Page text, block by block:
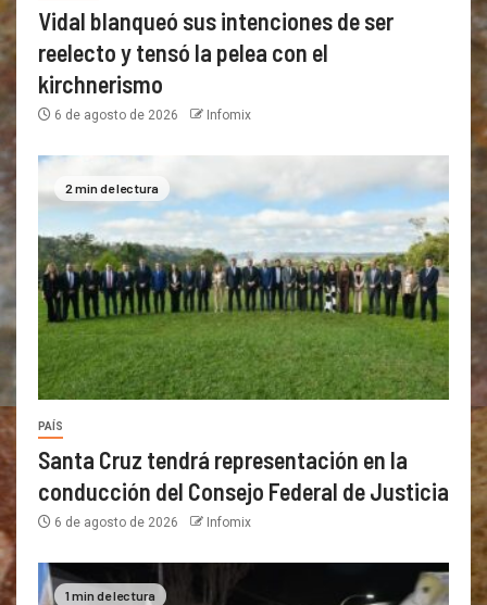
Vidal blanqueó sus intenciones de ser
reelecto y tensó la pelea con el
kirchnerismo
6 de agosto de 2026 Infomix
2 min de lectura
PAÍS
Santa Cruz tendrá representación en la
conducción del Consejo Federal de Justicia
6 de agosto de 2026 Infomix
1 min de lectura